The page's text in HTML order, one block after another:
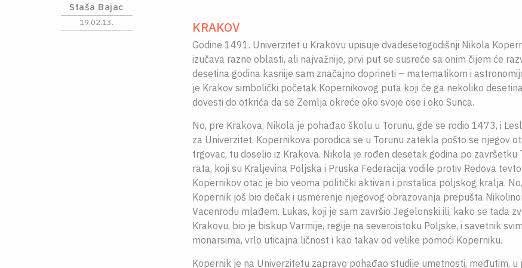
KRAKOV
Godine 1491. Univerzitet u Krakovu upisuje dvadesetogodišnji Nikola
izučava razne oblasti, ali najvažnije, prvi put se susreće sa onim čijem će
desetina godina kasnije sam značajno doprineti – matematikom i
je Krakov simbolički početak Kopernikovog puta koji će ga nekoliko
dovesti do otkrića da se Zemlja okreće oko svoje ose i oko Sunca.
No, pre Krakova, Nikola je pohađao školu u Torunu, gde se rodio 1473, i
za Univerzitet. Kopernikova porodica se u Torunu zatekla pošto se njegov
trgovac, tu doselio iz Krakova. Nikola je rođen desetak godina po završetku
rata, koji su Kraljevina Poljska i Pruska Federacija vodile protiv Redova
Kopernikov otac je bio veoma politički aktivan i pristalica poljskog kralja.
Kopernik još bio dečak i usmerenje njegovog obrazovanja prepušta
Vacenrodu mlađem. Lukas, koji je sam završio Jegelonski ili, kako se tada
Krakovu, bio je biskup Varmije, regije na severoistoku Poljske, i savetnik
monarsima, vrlo uticajna ličnost i kao takav od velike pomoći Koperniku.
Kopernik je na Univerzitetu zapravo pohađao studije umetnosti, međutim, u
Staša Bajac
19.02.13.